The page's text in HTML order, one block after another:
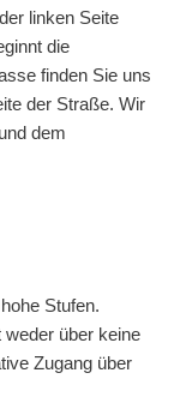
linken Seite
die
finden Sie uns
der Straße. Wir
dem
Stufen.
über keine
Zugang über